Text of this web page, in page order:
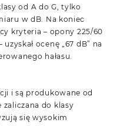
od A do G, tylko
w dB. Na koniec
kryteria – opony 225/60
ocenę „67 dB” na
hałasu.
i są produkowane od
zaliczana do klasy
się wysokim